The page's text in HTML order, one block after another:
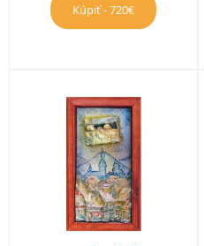
Kúpiť - 720€